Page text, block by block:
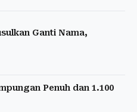
Ganti Nama,
Penuh dan 1.100